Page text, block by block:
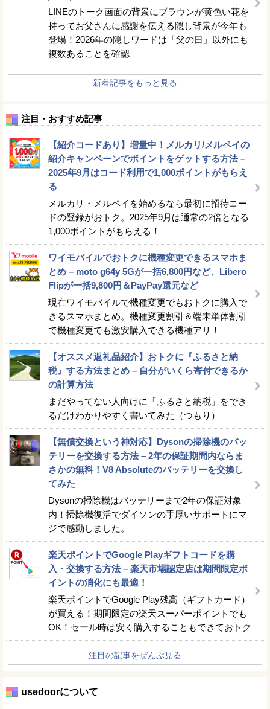
LINEのトーク画面の背景にブラウンが黄色い花を
持ってお父さんに感謝を伝える隠し背景が今年も
登場！2026年の隠しワードは「父の日」以外にも
複数あることを確認
新着記事をもっと見る
注目・おすすめ記事
【紹介コードあり】増量中！メルカリ/メルペイの
紹介キャンペーンでポイントをゲットする方法 –
2025年9月はコード利用で1,000ポイントがもらえ
る
メルカリ・メルペイを始めるなら最初に招待コー
ドの登録がおトク。2025年9月は通常の2倍となる
1,000ポイントがもらえる！
ワイモバイルでおトクに機種変更できるスマホま
とめ – moto g64y 5Gが一括6,800円など、Libero
Flipが一括9,800円＆PayPay還元など
現在ワイモバイルで機種変更でもおトクに購入で
きるスマホまとめ。機種変更割引＆端末単体割引
で機種変更でも激安購入できる機種アリ！
【オススメ返礼品紹介】おトクに『ふるさと納
税』する方法まとめ – 自分がいくら寄付できるか
の計算方法
まだやってない人向けに「ふるさと納税」をでき
るだけわかりやすく書いてみた（つもり）
【無償交換という神対応】Dysonの掃除機のバッ
テリーを交換する方法 – 2年の保証期間内ならま
さかの無料！V8 Absoluteのバッテリーを交換し
てみた
Dysonの掃除機はバッテリーまで2年の保証対象
内！掃除機復活でダイソンの手厚いサポートにマ
ジで感動しました。
楽天ポイントでGoogle Playギフトコードを購
入・交換する方法 – 楽天市場認定店は期間限定ポ
イントの消化にも最適！
楽天ポイントでGoogle Play残高（ギフトカード）
が買える！期間限定の楽天スーパーポイントでも
OK！セール時は安く購入することもできておトク
注目の記事をぜんぶ見る
usedoorについて